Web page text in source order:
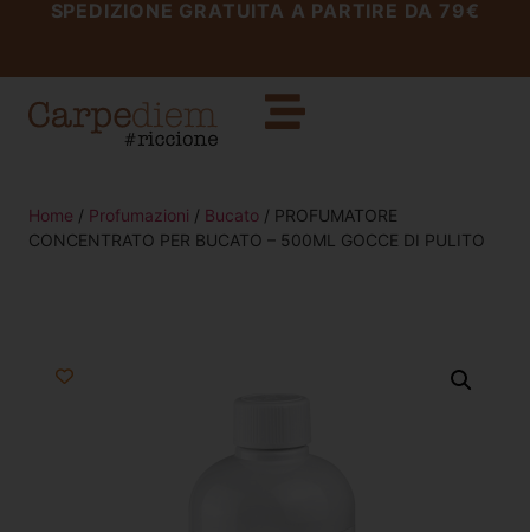
SPEDIZIONE GRATUITA A PARTIRE DA 79€
Home / Profumazioni / Bucato / PROFUMATORE
CONCENTRATO PER BUCATO – 500ML GOCCE DI PULITO